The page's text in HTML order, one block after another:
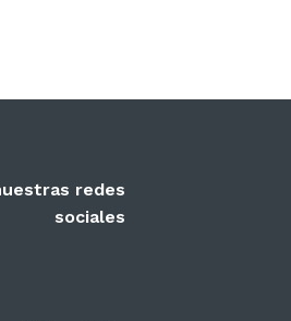
redes
sociales